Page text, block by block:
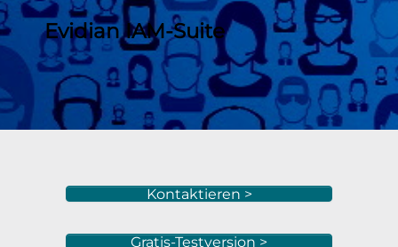
Evidian IAM-Suite
Kontaktieren >
Gratis-Testversion >